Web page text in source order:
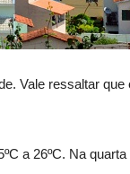
Vale ressaltar
a 26ºC. Na